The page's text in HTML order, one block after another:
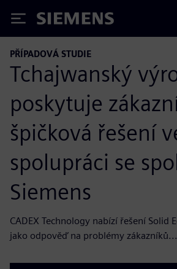
Siemens
PŘÍPADOVÁ STUDIE
Tchajwanský
poskytuje
špičková řešení
spolupráci se
Siemens
CADEX Technology nabízí řešení Solid
jako odpověď na problémy zákazníků...